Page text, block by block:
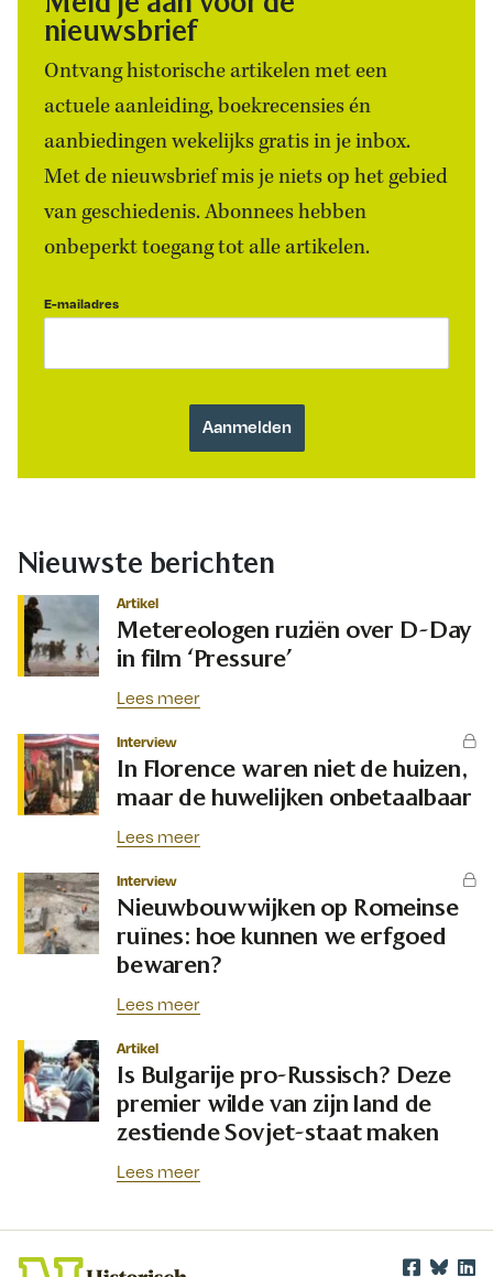
nieuwsbrief
Ontvang historische artikelen met een
actuele aanleiding, boekrecensies én
aanbiedingen wekelijks gratis in je inbox.
Met de nieuwsbrief mis je niets op het gebied
van geschiedenis. Abonnees hebben
onbeperkt toegang tot alle artikelen.
E-mailadres
Nieuwste berichten
Artikel
Metereologen ruziën over D-Day
in film ‘Pressure’
Lees meer
Interview
In Florence waren niet de huizen,
maar de huwelijken onbetaalbaar
Lees meer
Interview
Nieuwbouwwijken op Romeinse
ruïnes: hoe kunnen we erfgoed
bewaren?
Lees meer
Artikel
Is Bulgarije pro-Russisch? Deze
premier wilde van zijn land de
zestiende Sovjet-staat maken
Lees meer